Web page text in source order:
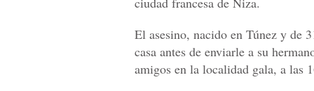
El asesino, nacido en Túnez y de
casa antes de enviarle a su
amigos en la localidad gala, a las